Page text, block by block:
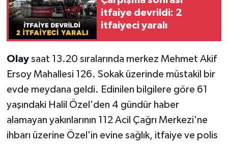
itfaiye devrildi: 2
itfaiyeci yaralı
Olay saat 13.20 sıralarında merkez Mehmet Akif
Ersoy Mahallesi 126. Sokak üzerinde müstakil bir
evde meydana geldi. Edinilen bilgilere göre 61
yaşındaki Halil Özel'den 4 gündür haber
alamayan yakınlarının 112 Acil Çağrı Merkezi'ne
ihbarı üzerine Özel'in evine sağlık, itfaiye ve polis